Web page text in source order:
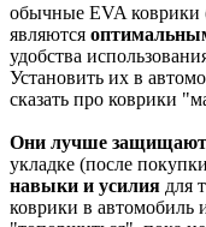
обычные EVA коврики
являются
удобства
Установить их в
сказать про коврики
Они лучше защищают
укладке (после
навыки и усилия для
коврики в автомобиль